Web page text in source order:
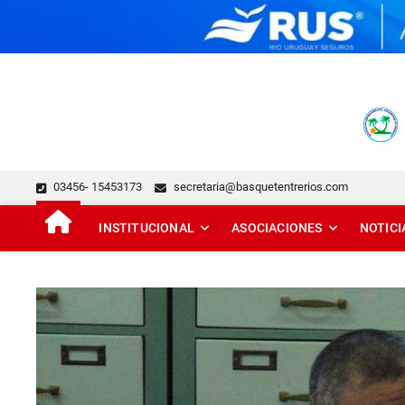
FEDERACIÓN DE
03456- 15453173 secretaria@basquetentrerios.com
INSTITUCIONAL ASOCIACIONES